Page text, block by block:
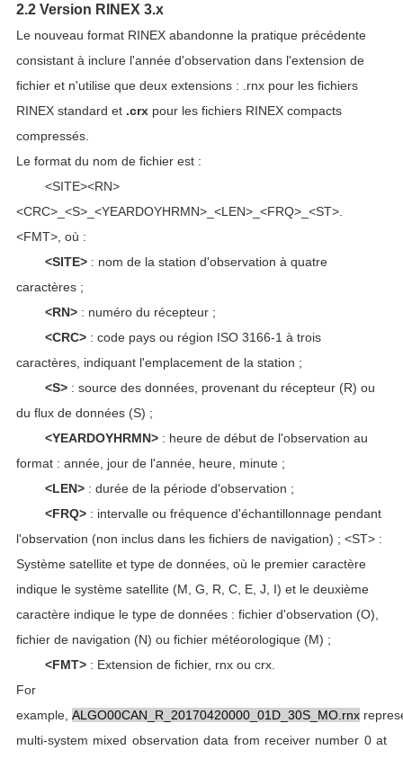
2.2 Version RINEX 3.x
Le nouveau format RINEX abandonne la pratique précédente
consistant à inclure l'année d'observation dans l'extension de
fichier et n'utilise que deux extensions : .rnx pour les fichiers
RINEX standard et .crxpour les fichiers RINEX compacts
compressés.
Le format du nom de fichier est :
<SITE><RN>
<CRC>_<S>_<YEARDOYHRMN>_<LEN>_<FRQ>_<ST>.
<FMT>, où :
<SITE>: nom de la station d'observation à quatre
caractères ;
<RN>: numéro du récepteur ;
<CRC>: code pays ou région ISO 3166-1 à trois
caractères, indiquant l'emplacement de la station ;
<S>: source des données, provenant du récepteur (R) ou
du flux de données (S) ;
<YEARDOYHRMN> : heure de début de l'observation au
format : année, jour de l'année, heure, minute ;
<LEN>: durée de la période d'observation ;
<FRQ>: intervalle ou fréquence d'échantillonnage pendant
l'observation (non inclus dans les fichiers de navigation) ; <ST> :
Système satellite et type de données, où le premier caractère
indique le système satellite (M, G, R, C, E, J, I) et le deuxième
caractère indique le type de données : fichier d'observation (O),
fichier de navigation (N) ou fichier météorologique (M) ;
<FMT>: Extension de fichier, rnx ou crx.
For
example, ALGO00CAN_R_20170420000_01D_30S_MO.rnx
multi-system mixed observation data from receiver number 0 at